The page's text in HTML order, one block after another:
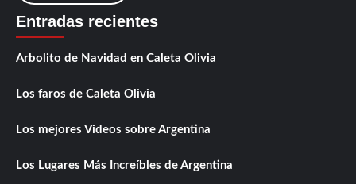
Entradas recientes
Arbolito de Navidad en Caleta Olivia
Los faros de Caleta Olivia
Los mejores Videos sobre Argentina
Los Lugares Más Increíbles de Argentina